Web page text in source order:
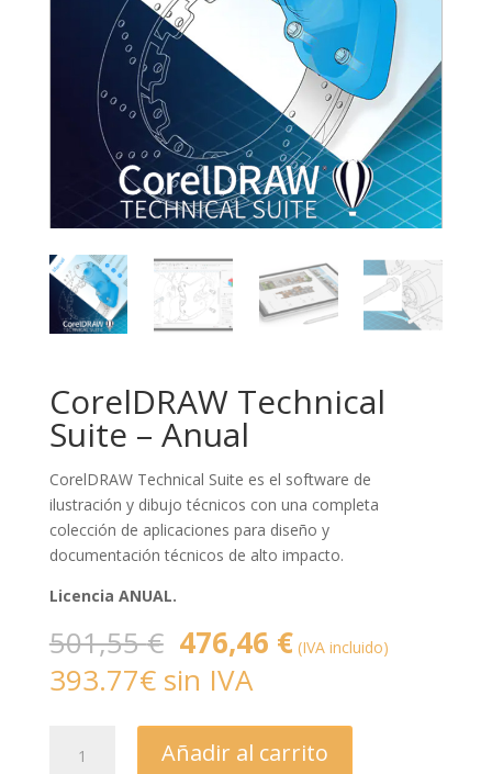
CorelDRAW Technical
Suite – Anual
CorelDRAW Technical Suite es el software de
ilustración y dibujo técnicos con una completa
colección de aplicaciones para diseño y
documentación técnicos de alto impacto.
Licencia ANUAL.
501,55€ El
precio
original
era:
501,55 €.
476,46 €El
precio
es:
476,46 €.
(IVA incluido)
393.77€ sin IVA
Technical
Añadir al carrito